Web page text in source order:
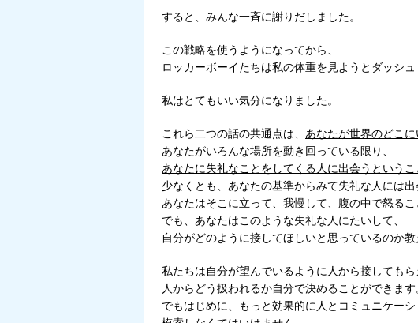
すると、みんな一斉に謝りだしました。
この戦略を使うようになってから、
ロッカーボーイたちは私の体重を見ようとダッシュ
私はとてもいい気分になりました。
これら二つの話の共通点は、 あなたが世界のどこに
あなたがいろんな場所を動き回っている限り、
あなたに失礼なことをしてくる人に出会うというこ
少なくとも、あなたの基準からみて失礼な人には出
あなたはそこに立って、我慢して、腹の中で怒るこ
でも、あなたはこのような失礼な人にたいして、
自分がどのように接してほしいと思っているのか教
私たちは自分が望んでいるように人から接してもら
人からどう扱われるか自分で決めることができます
でもはじめに、もっと効果的に人とコミュニケー